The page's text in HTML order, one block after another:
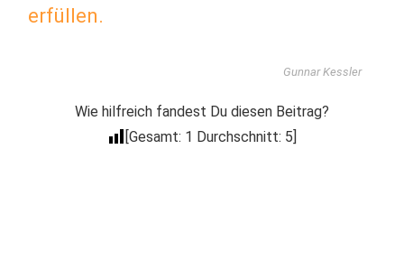
erfüllen.
Gunnar Kessler
Wie hilfreich fandest Du diesen Beitrag?
[Gesamt: 1 Durchschnitt: 5]